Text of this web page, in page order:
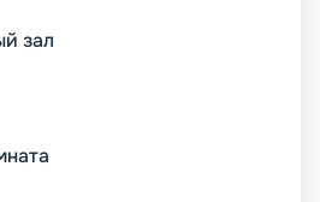
зал